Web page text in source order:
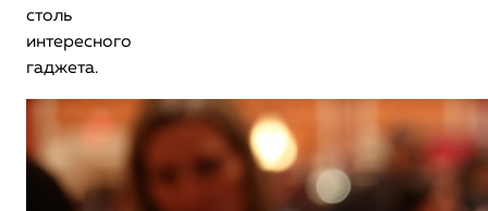
столь
интересного
гаджета.